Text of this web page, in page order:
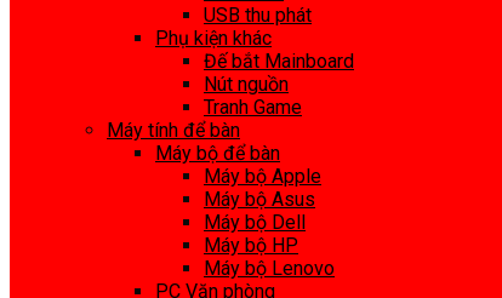
USB thu phát
Phụ kiện khác
Đế bắt Mainboard
Nút nguồn
Tranh Game
Máy tính để bàn
Máy bộ để bàn
Máy bộ Apple
Máy bộ Asus
Máy bộ Dell
Máy bộ HP
Máy bộ Lenovo
PC Văn phòng